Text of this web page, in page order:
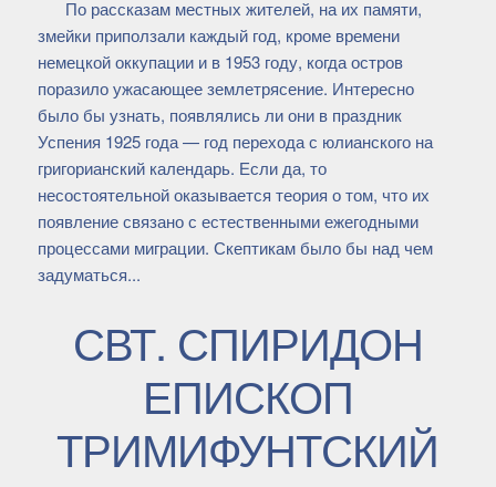
По рассказам местных жителей, на их памяти,
змейки приползали каждый год, кроме времени
немецкой оккупации и в 1953 году, когда остров
поразило ужасающее землетрясение. Интересно
было бы узнать, появлялись ли они в праздник
Успения 1925 года — год перехода с юлианского на
григорианский календарь. Если да, то
несостоятельной оказывается теория о том, что их
появление связано с естественными ежегодными
процессами миграции. Скептикам было бы над чем
задуматься...
СВТ. СПИРИДОН
ЕПИСКОП
ТРИМИФУНТСКИЙ